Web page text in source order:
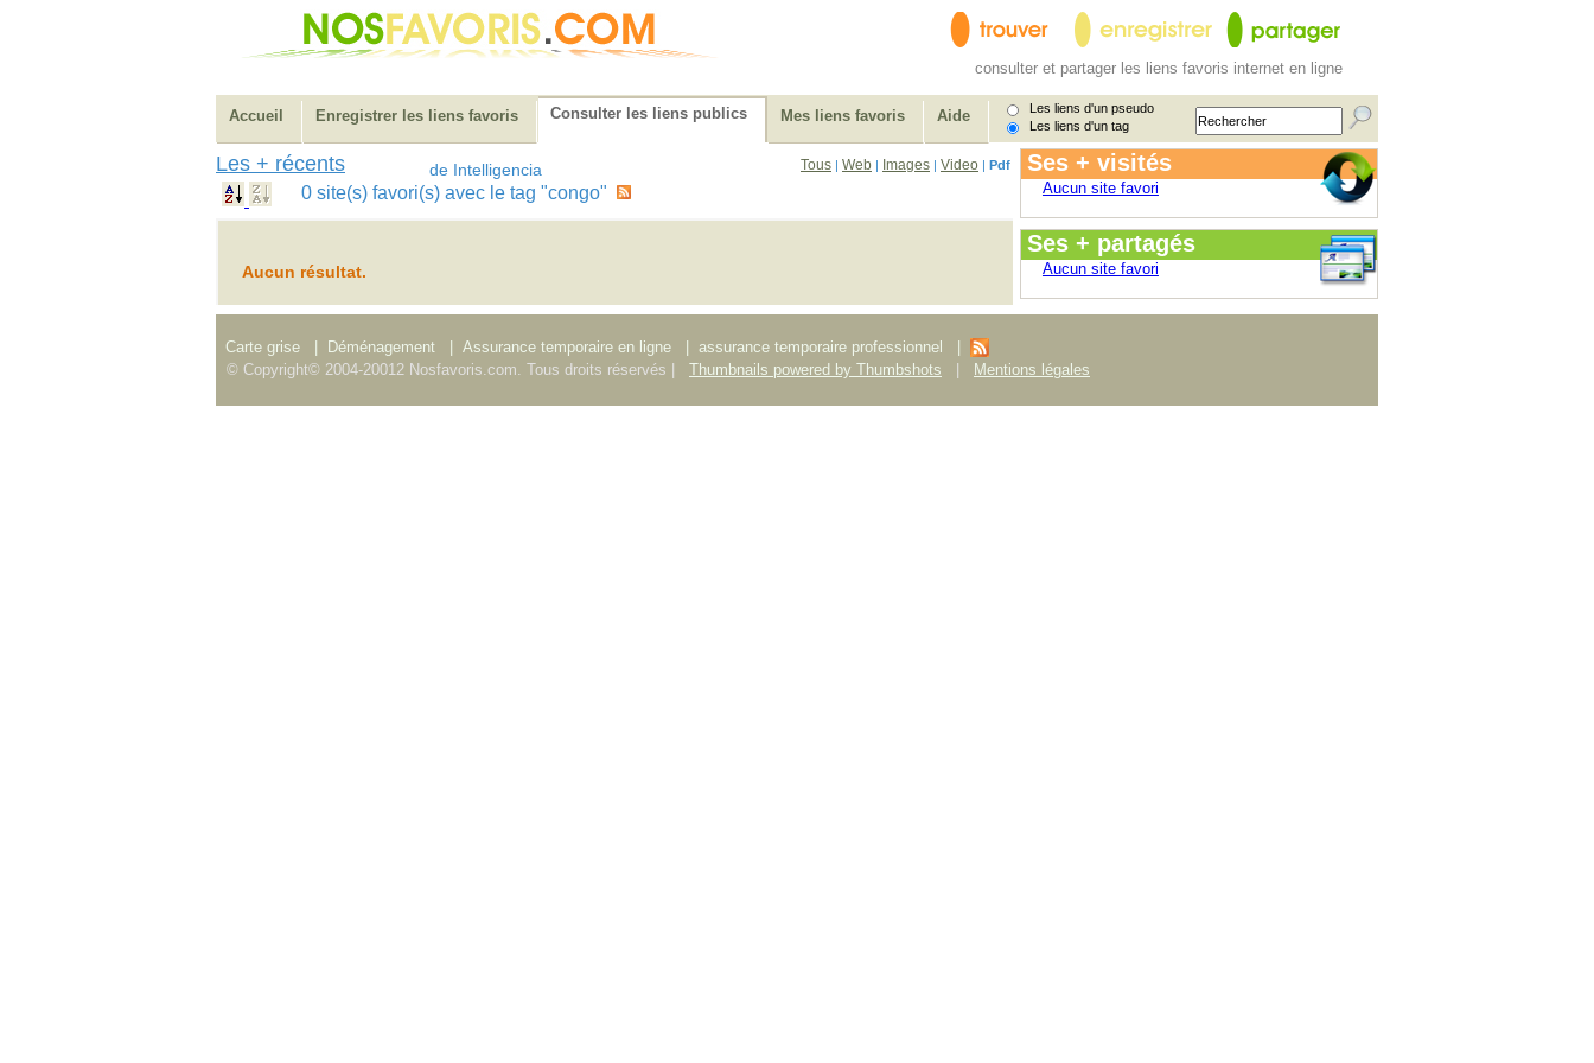
consulter et partager les liens favoris internet en ligne
Accueil Enregistrer les liens favoris Consulter les liens publics Mes liens favoris Aide
Les liens d'un pseudo
Les liens d'un tag
Les + récents de Intelligencia Tous | Web | Images | Video | Pdf
0 site(s) favori(s) avec le tag "congo"
Aucun résultat.
Ses + visités
Aucun site favori
Ses + partagés
Aucun site favori
Carte grise Déménagement Assurance temporaire en ligne assurance temporaire professionnel
© Copyright© 2004-20012 Nosfavoris.com. Tous droits réservés |
Thumbnails powered by Thumbshots Mentions légales